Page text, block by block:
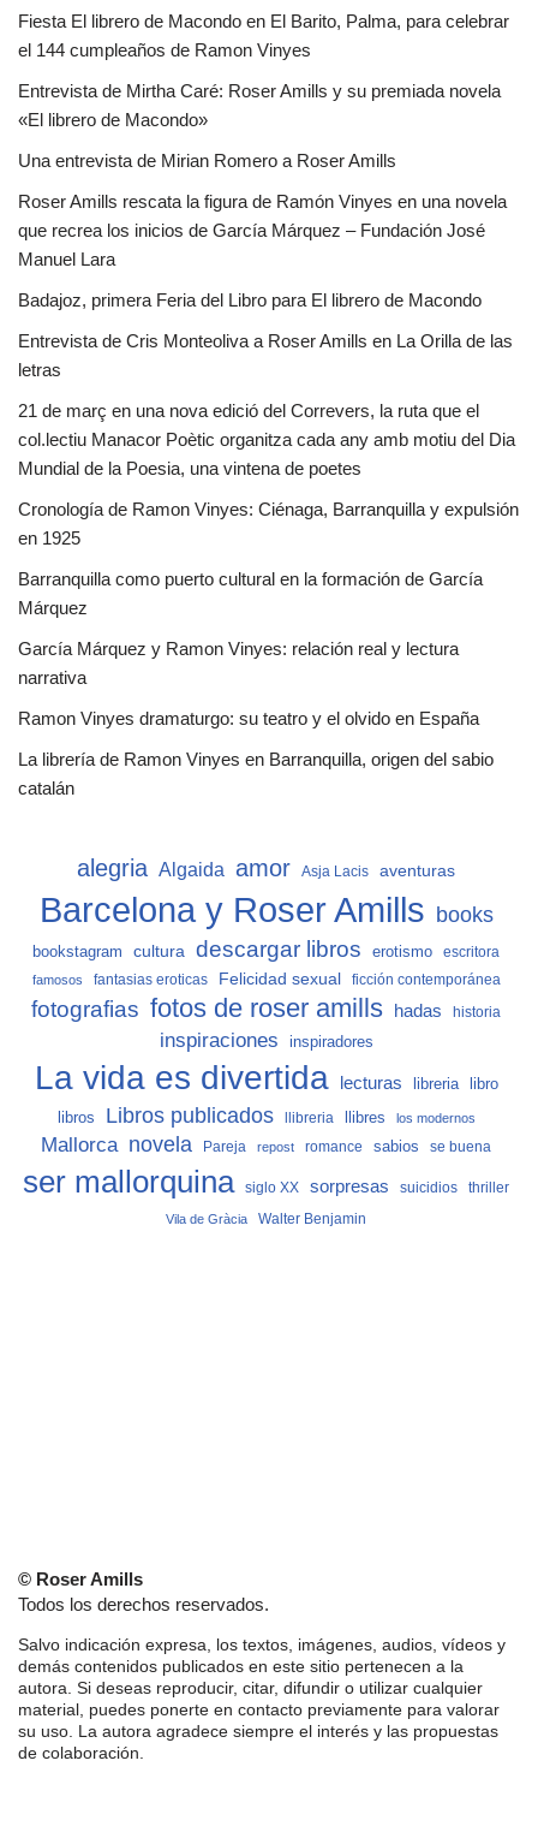
Fiesta El librero de Macondo en El Barito, Palma, para celebrar
el 144 cumpleaños de Ramon Vinyes
Entrevista de Mirtha Caré: Roser Amills y su premiada novela
«El librero de Macondo»
Una entrevista de Mirian Romero a Roser Amills
Roser Amills rescata la figura de Ramón Vinyes en una novela
que recrea los inicios de García Márquez – Fundación José
Manuel Lara
Badajoz, primera Feria del Libro para El librero de Macondo
Entrevista de Cris Monteoliva a Roser Amills en La Orilla de las
letras
21 de març en una nova edició del Correvers, la ruta que el
col.lectiu Manacor Poètic organitza cada any amb motiu del Dia
Mundial de la Poesia, una vintena de poetes
Cronología de Ramon Vinyes: Ciénaga, Barranquilla y expulsión
en 1925
Barranquilla como puerto cultural en la formación de García
Márquez
García Márquez y Ramon Vinyes: relación real y lectura
narrativa
Ramon Vinyes dramaturgo: su teatro y el olvido en España
La librería de Ramon Vinyes en Barranquilla, origen del sabio
catalán
alegria Algaida amor Asja Lacis aventuras
Barcelona y Roser Amills books
bookstagram cultura descargar libros erotismo escritora
famosos fantasias eroticas Felicidad sexual ficción contemporánea
fotografias fotos de roser amills hadas historia
inspiraciones inspiradores
La vida es divertida lecturas libreria
libro
libros
Libros publicados llibreria llibres los modernos
Mallorca novela Pareja repost romance sabios se buena
ser mallorquina siglo XX sorpresas suicidios thriller
Vila de Gràcia Walter Benjamin
© Roser Amills
Todos los derechos reservados.
Salvo indicación expresa, los textos, imágenes, audios, vídeos y
demás contenidos publicados en este sitio pertenecen a la
autora. Si deseas reproducir, citar, difundir o utilizar cualquier
material, puedes ponerte en contacto previamente para valorar
su uso. La autora agradece siempre el interés y las propuestas
de colaboración.